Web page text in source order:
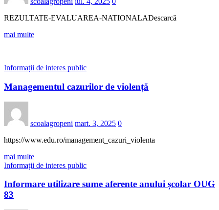
REZULTATE-EVALUAREA-NATIONALADescarcă
mai multe
Informații de interes public
Managementul cazurilor de violență
scoalagropeni mart. 3, 2025 0
https://www.edu.ro/management_cazuri_violenta
mai multe
Informații de interes public
Informare utilizare sume aferente anului școlar OUG
83